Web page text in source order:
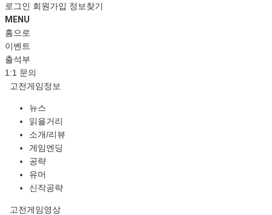
로그인 회원가입 정보찾기
MENU
홈으로
이벤트
출석부
1:1 문의
고전게임정보
뉴스
읽을거리
소개/리뷰
게임엔딩
공략
유머
신작공략
고전게임영상